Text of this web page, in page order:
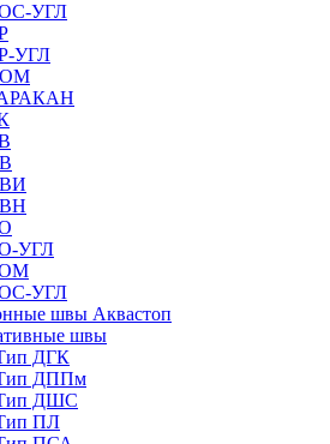
УГЛ
УГЛ
УГЛ
УГЛ
швы Аквастоп
швы
ДГК
ДППм
ДШС
ПЛ